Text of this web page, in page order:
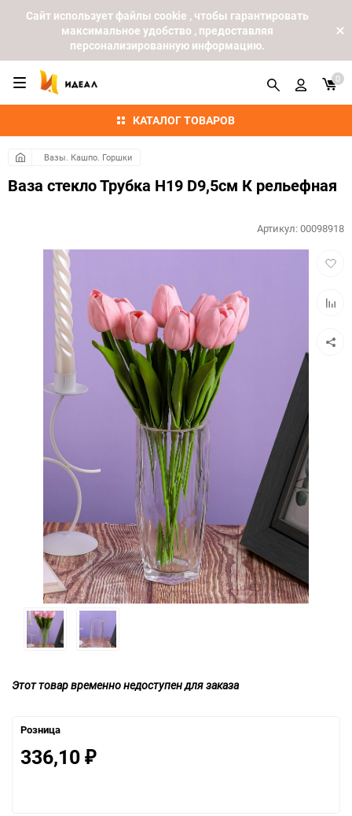
Cайт использует файлы cookie , чтобы гарантировать
максимальное удобство , предоставляя
персонализированную информацию.
КАТАЛОГ ТОВАРОВ
0
Вазы. Кашпо. Горшки
Ваза стекло Трубка H19 D9,5см К рельефная
Артикул:00098918
Этот товар временно недоступен для заказа
Розница
336,10 ₽